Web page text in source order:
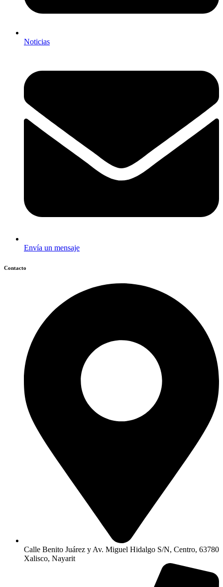
Noticias
Envía un mensaje
Contacto
Calle Benito Juárez y Av. Miguel Hidalgo S/N, Centro, 63780
Xalisco, Nayarit